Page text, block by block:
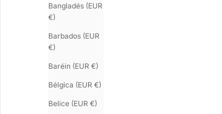
Bangladés (EUR
€)
Barbados (EUR
€)
Baréin (EUR €)
Bélgica (EUR €)
Belice (EUR €)
Brazalete de oro
Precio de oferta